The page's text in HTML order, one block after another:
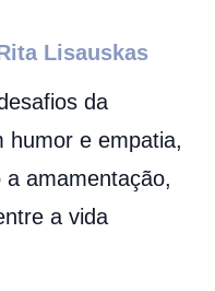
Lisauskas
da
humor e empatia,
amamentação,
a vida